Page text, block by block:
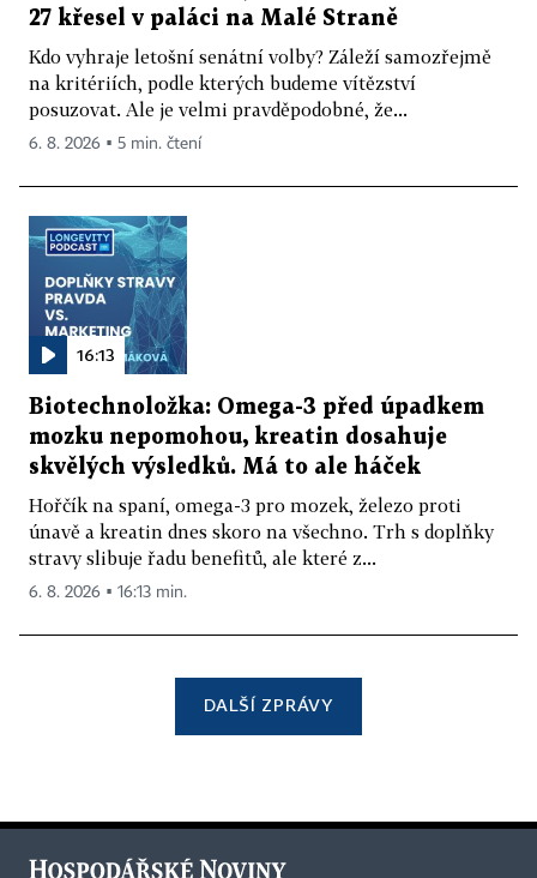
27 křesel v paláci na Malé Straně
Kdo vyhraje letošní senátní volby? Záleží samozřejmě
na kritériích, podle kterých budeme vítězství
posuzovat. Ale je velmi pravděpodobné, že...
6. 8. 2026 ▪ 5 min. čtení
16:13
Biotechnoložka: Omega-3 před úpadkem
mozku nepomohou, kreatin dosahuje
skvělých výsledků. Má to ale háček
Hořčík na spaní, omega-3 pro mozek, železo proti
únavě a kreatin dnes skoro na všechno. Trh s doplňky
stravy slibuje řadu benefitů, ale které z...
6. 8. 2026 ▪ 16:13 min.
DALŠÍ ZPRÁVY